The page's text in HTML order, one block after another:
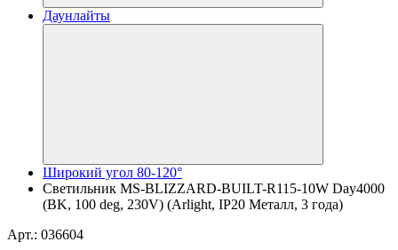
Даунлайты
Широкий угол 80-120°
Светильник MS-BLIZZARD-BUILT-R115-10W Day4000
(BK, 100 deg, 230V) (Arlight, IP20 Металл, 3 года)
Арт.: 036604